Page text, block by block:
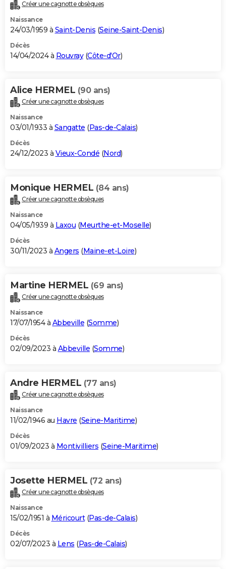
Créer une cagnotte obsèques
Naissance
24/03/1959 à Saint-Denis (Seine-Saint-Denis)
Décès
14/04/2024 à Rouvray(Côte-d'Or)
Alice HERMEL (90 ans)
Créer une cagnotte obsèques
Naissance
03/01/1933 à Sangatte (Pas-de-Calais)
Décès
24/12/2023 à Vieux-Condé (Nord)
Monique HERMEL (84 ans)
Créer une cagnotte obsèques
Naissance
04/05/1939 à Laxou (Meurthe-et-Moselle)
Décès
30/11/2023 à Angers (Maine-et-Loire)
Martine HERMEL (69 ans)
Créer une cagnotte obsèques
Naissance
17/07/1954 à Abbeville (Somme)
Décès
02/09/2023 à Abbeville (Somme)
Andre HERMEL (77 ans)
Créer une cagnotte obsèques
Naissance
11/02/1946 au Havre (Seine-Maritime)
Décès
01/09/2023 à Montivilliers (Seine-Maritime)
Josette HERMEL (72 ans)
Créer une cagnotte obsèques
Naissance
15/02/1951 à Méricourt(Pas-de-Calais)
Décès
02/07/2023 à Lens (Pas-de-Calais)